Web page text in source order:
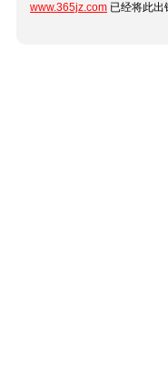
www.365jz.com 已经将此出